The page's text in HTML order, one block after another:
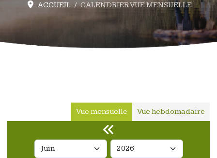
ACCUEIL CALENDRIER VUE MENSUELLE
Vue mensuelle Vue hebdomadaire